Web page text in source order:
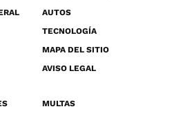
AUTOS
TECNOLOGÍA
MAPA DEL SITIO
AVISO LEGAL
MULTAS